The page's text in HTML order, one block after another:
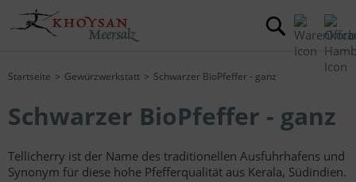
Startseite Gewürzwerkstatt Schwarzer BioPfeffer - ganz
Schwarzer BioPfeffer - ganz
Tellicherry ist der Name des traditionellen Ausfuhrhafens und
Synonym für diese hohe Pfefferqualität aus Kerala, Südindien.